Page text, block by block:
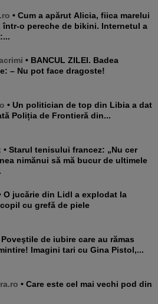
• Cum a apărut Alicia, fiica marelui
o pereche de bikini. Internetul a
• BANCUL ZILEI. Badea
– Nu pot face dragoste!
• Un politician de top din Libia a dat
Poliția de Frontieră din...
• Starul tenisului francez: „Nu cer
nimănui să mă bucur de ultimele
la
cu grefă de piele
Imagini tari cu Gina Pistol,...
• Care este cel mai vechi pod din